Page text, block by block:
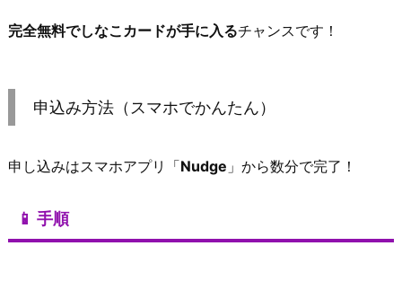
完全無料でしなこカードが手に入るチャンスです！
申込み方法（スマホでかんたん）
申し込みはスマホアプリ「Nudge 」から数分で完了！
📱 手順